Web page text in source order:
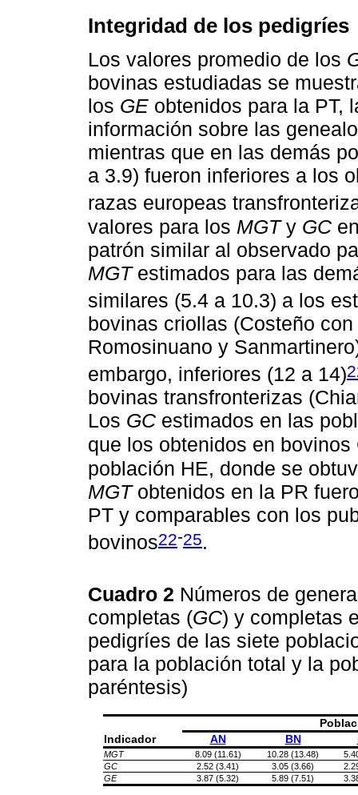
Integridad de los pedigríes
Los valores promedio de los
bovinas estudiadas se
los GE obtenidos para la PT,
información sobre las
mientras que en las demás
a 3.9) fueron inferiores a los
razas europeas
valores para los MGTy GC
patrón similar al observado
MGTestimados para las
similares (5.4 a 10.3) a los
bovinas criollas (Costeño
Romosinuano y
embargo, inferiores (12 a 14)
bovinas transfronterizas
Los GC estimados en las
que los obtenidos en bovinos
población HE, donde se
MGTobtenidos en la PR
PT y comparables con los
bovinos22-25.
Cuadro 2 Números de
completas (GC) y completas
pedigríes de las siete
para la población total y la
paréntesis)
Indicador
AN
BN
MGT 8.09 (11.61) 10.28 (13.48)
GC
2.52 (3.41) 3.05 (3.66)
GE
3.87 (5.32) 5.89 (7.51)